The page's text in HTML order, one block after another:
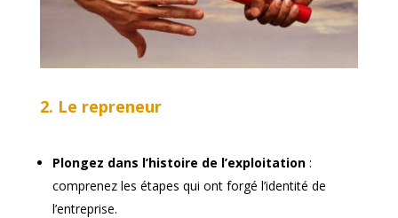
2. Le repreneur
Plongez dans l’histoire de l’exploitation:
comprenez les étapes qui ont forgé l’identité de
l’entreprise.